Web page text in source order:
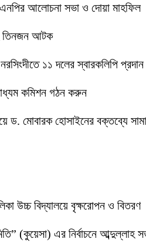
আলোচনা সভা ও দোয়া মাহফিল
তিনজন আটক
১১ দলের স্বারকলিপি প্রদান
কমিশন গঠন করুন
ড. মোবারক হোসাইনের বক্তব্যে
উচ্চ বিদ্যালয়ে বৃক্ষরোপন ও বিতরণ
(কুয়েসা) এর নির্বাচনে